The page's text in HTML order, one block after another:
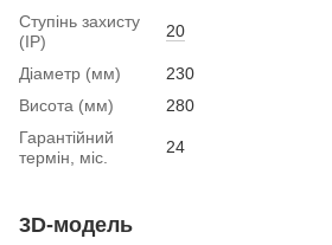
Ступінь захисту
(IP)
20
Діаметр (мм)
230
Висота (мм)
280
Гарантійний
термін, міс.
24
3D-модель